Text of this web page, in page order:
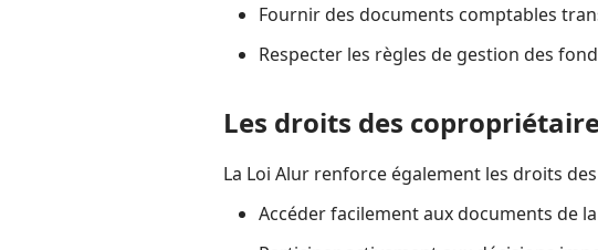
Fournir des documents comptables
Respecter les règles de gestion des
Les droits des
La Loi Alur renforce également les droits
Accéder facilement aux documents de